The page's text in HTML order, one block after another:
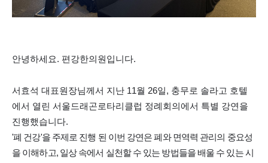
안녕하세요. 편강한의원입니다.
​서효석 대표원장님께서 지난 11월 26일, 충무로 솔라고 호텔
에서 열린 서울드래곤로타리클럽 정례회의에서 특별 강연을
진행했습니다.
'폐 건강'을 주제로 진행 된 이번 강연은폐와 면역력 관리의 중요성
을 이해하고, 일상 속에서 실천할 수 있는 방법들을 배울 수 있는 시